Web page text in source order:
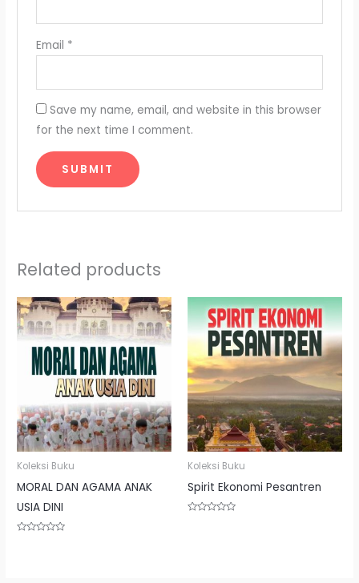
Email *
Save my name, email, and website in this browser
for the next time I comment.
Related products
Koleksi Buku
MORAL DAN AGAMA ANAK
USIA DINI
Koleksi Buku
Spirit Ekonomi Pesantren